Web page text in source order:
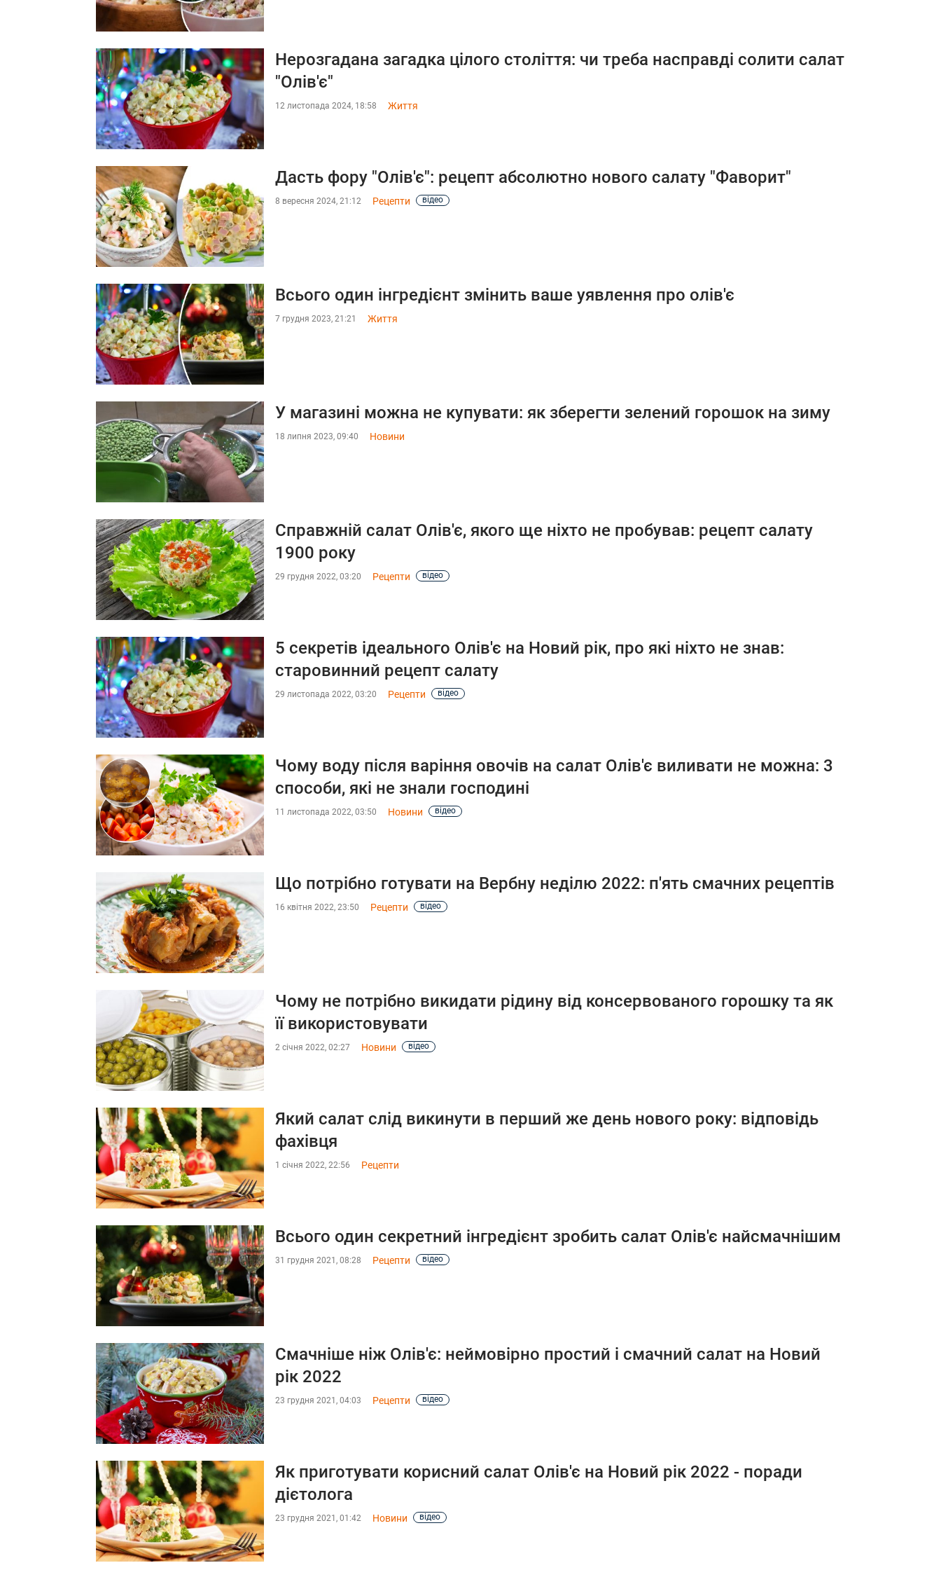
Нерозгадана загадка цілого століття: чи треба насправді солити салат
"Олів'є"
12 листопада 2024, 18:58 Життя
Дасть фору "Олів'є": рецепт абсолютно нового салату "Фаворит"
8 вересня 2024, 21:12 Рецепти відео
Всього один інгредієнт змінить ваше уявлення про олів'є
7 грудня 2023, 21:21 Життя
У магазині можна не купувати: як зберегти зелений горошок на зиму
18 липня 2023, 09:40 Новини
Справжній салат Олів'є, якого ще ніхто не пробував: рецепт салату
1900 року
29 грудня 2022, 03:20 Рецепти відео
5 секретів ідеального Олів'є на Новий рік, про які ніхто не знав:
старовинний рецепт салату
29 листопада 2022, 03:20 Рецепти відео
Чому воду після варіння овочів на салат Олів'є виливати не можна: 3
способи, які не знали господині
11 листопада 2022, 03:50 Новини відео
Що потрібно готувати на Вербну неділю 2022: п'ять смачних рецептів
16 квітня 2022, 23:50 Рецепти відео
Чому не потрібно викидати рідину від консервованого горошку та як
її використовувати
2 січня 2022, 02:27 Новини відео
Який салат слід викинути в перший же день нового року: відповідь
фахівця
1 січня 2022, 22:56 Рецепти
Всього один секретний інгредієнт зробить салат Олів'є найсмачнішим
31 грудня 2021, 08:28 Рецепти відео
Смачніше ніж Олів'є: неймовірно простий і смачний салат на Новий
рік 2022
23 грудня 2021, 04:03 Рецепти відео
Як приготувати корисний салат Олів'є на Новий рік 2022 - поради
дієтолога
23 грудня 2021, 01:42 Новини відео